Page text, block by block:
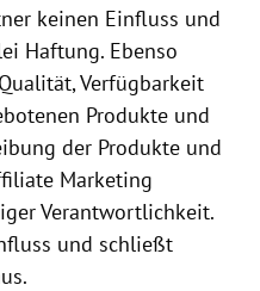
keinen Einfluss und
Haftung. Ebenso
Verfügbarkeit
Produkte und
der Produkte und
Marketing
Verantwortlichkeit.
und schließt